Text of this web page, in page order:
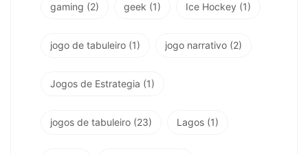
gaming (2) geek (1) Ice Hockey (1)
jogo de tabuleiro (1) jogo narrativo (2)
Jogos de Estrategia (1)
jogos de tabuleiro (23) Lagos (1)